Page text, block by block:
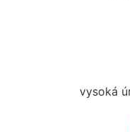
vysoká